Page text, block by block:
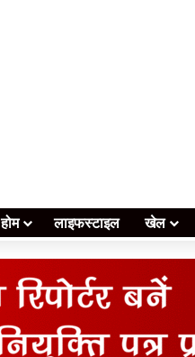
होम लाइफस्टाइल खेल